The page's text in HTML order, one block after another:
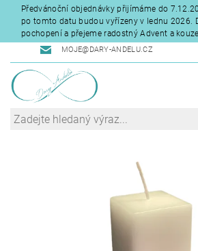
Předvánoční objednávky přijímáme do
po tomto datu budou vyřízeny v lednu 2026.
pochopení a přejeme radostný Advent a
MOJE@DARY-ANDELU.CZ